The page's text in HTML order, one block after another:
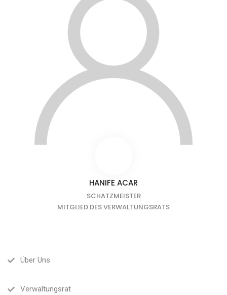
HANIFE ACAR
SCHATZMEISTER
MITGLIED DES VERWALTUNGSRATS
Über Uns
Verwaltungsrat